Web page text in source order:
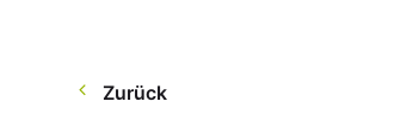
Zurück